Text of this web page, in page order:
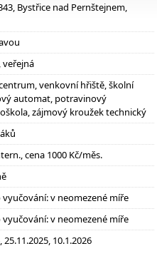
Bystřice nad Pernštejnem,
veřejná
venkovní hřiště, školní
automat, potravinový
zájmový kroužek technický
cena 1000 Kč/měs.
v neomezené míře
v neomezené míře
25.11.2025, 10.1.2026